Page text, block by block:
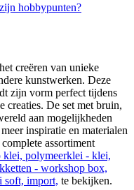
hobbypunten?
creëren van unieke
kunstwerken. Deze
zijn vorm perfect tijdens
creaties. De set met bruin,
aan mogelijkheden
inspiratie en materialen
assortiment
polymeerklei - klei,
- workshop box,
soft, import, te bekijken.